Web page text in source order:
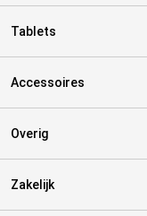
Tablets
Accessoires
Overig
Zakelijk